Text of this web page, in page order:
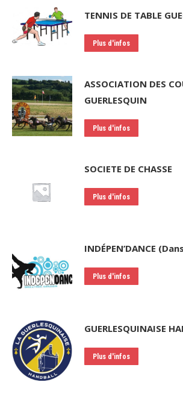
TENNIS DE TABLE
Plus d'infos
ASSOCIATION DES
GUERLESQUIN
Plus d'infos
SOCIETE DE CHASSE
Plus d'infos
INDÉPEN’DANCE
Plus d'infos
GUERLESQUINAISE
Plus d'infos